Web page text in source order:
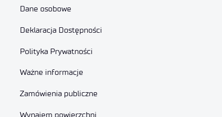
Dane osobowe
Deklaracja Dostępności
Polityka Prywatności
Ważne informacje
Zamówienia publiczne
Wynajem powierzchni